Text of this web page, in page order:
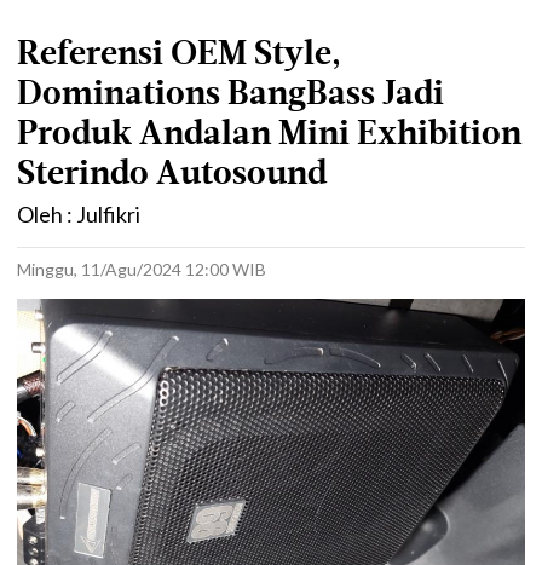
Referensi OEM Style,
Dominations BangBass Jadi
Produk Andalan Mini Exhibition
Sterindo Autosound
Oleh : Julfikri
Minggu, 11/Agu/2024 12:00 WIB